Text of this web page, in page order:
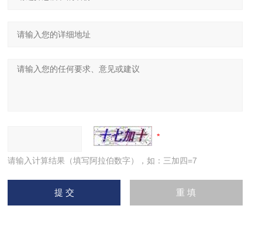
请输入计算结果（填写阿拉伯数字），如：三加四=7